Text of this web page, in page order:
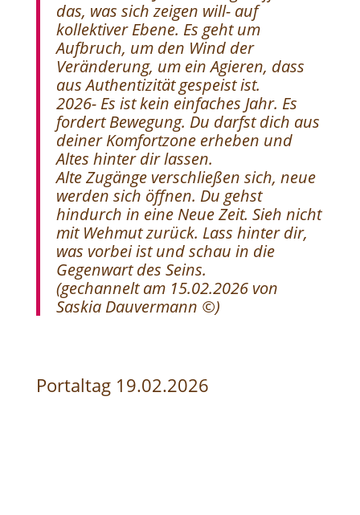
das, was sich zeigen will- auf
kollektiver Ebene. Es geht um
Aufbruch, um den Wind der
Veränderung, um ein Agieren, dass
aus Authentizität gespeist ist.
2026- Es ist kein einfaches Jahr. Es
fordert Bewegung. Du darfst dich aus
deiner Komfortzone erheben und
Altes hinter dir lassen.
Alte Zugänge verschließen sich, neue
werden sich öffnen. Du gehst
hindurch in eine Neue Zeit. Sieh nicht
mit Wehmut zurück. Lass hinter dir,
was vorbei ist und schau in die
Gegenwart des Seins.
(gechannelt am 15.02.2026 von
Saskia Dauvermann ©)
Portaltag 19.02.2026